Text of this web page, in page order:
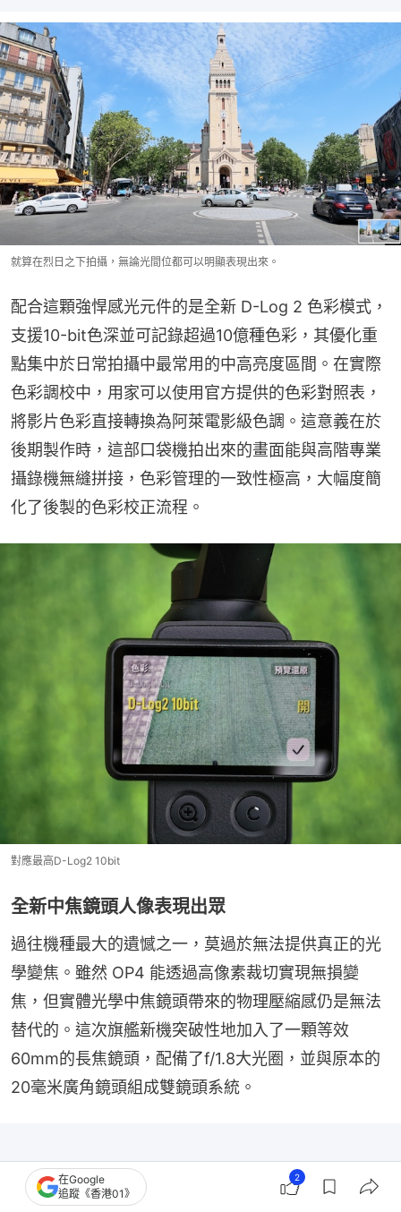
就算在烈日之下拍攝，無論光間位都可以明顯表現出來。
配合這顆強悍感光元件的是全新 D-Log 2 色彩模式，
支援10-bit色深並可記錄超過10億種色彩，其優化重
點集中於日常拍攝中最常用的中高亮度區間。在實際
色彩調校中，用家可以使用官方提供的色彩對照表，
將影片色彩直接轉換為阿萊電影級色調。這意義在於
後期製作時，這部口袋機拍出來的畫面能與高階專業
攝錄機無縫拼接，色彩管理的一致性極高，大幅度簡
化了後製的色彩校正流程。
對應最高D-Log2 10bit
全新中焦鏡頭人像表現出眾
過往機種最大的遺憾之一，莫過於無法提供真正的光
學變焦。雖然 OP4 能透過高像素裁切實現無損變
焦，但實體光學中焦鏡頭帶來的物理壓縮感仍是無法
替代的。這次旗艦新機突破性地加入了一顆等效
60mm的長焦鏡頭，配備了f/1.8大光圈，並與原本的
20毫米廣角鏡頭組成雙鏡頭系統。
在Google
追蹤《香港01》
2